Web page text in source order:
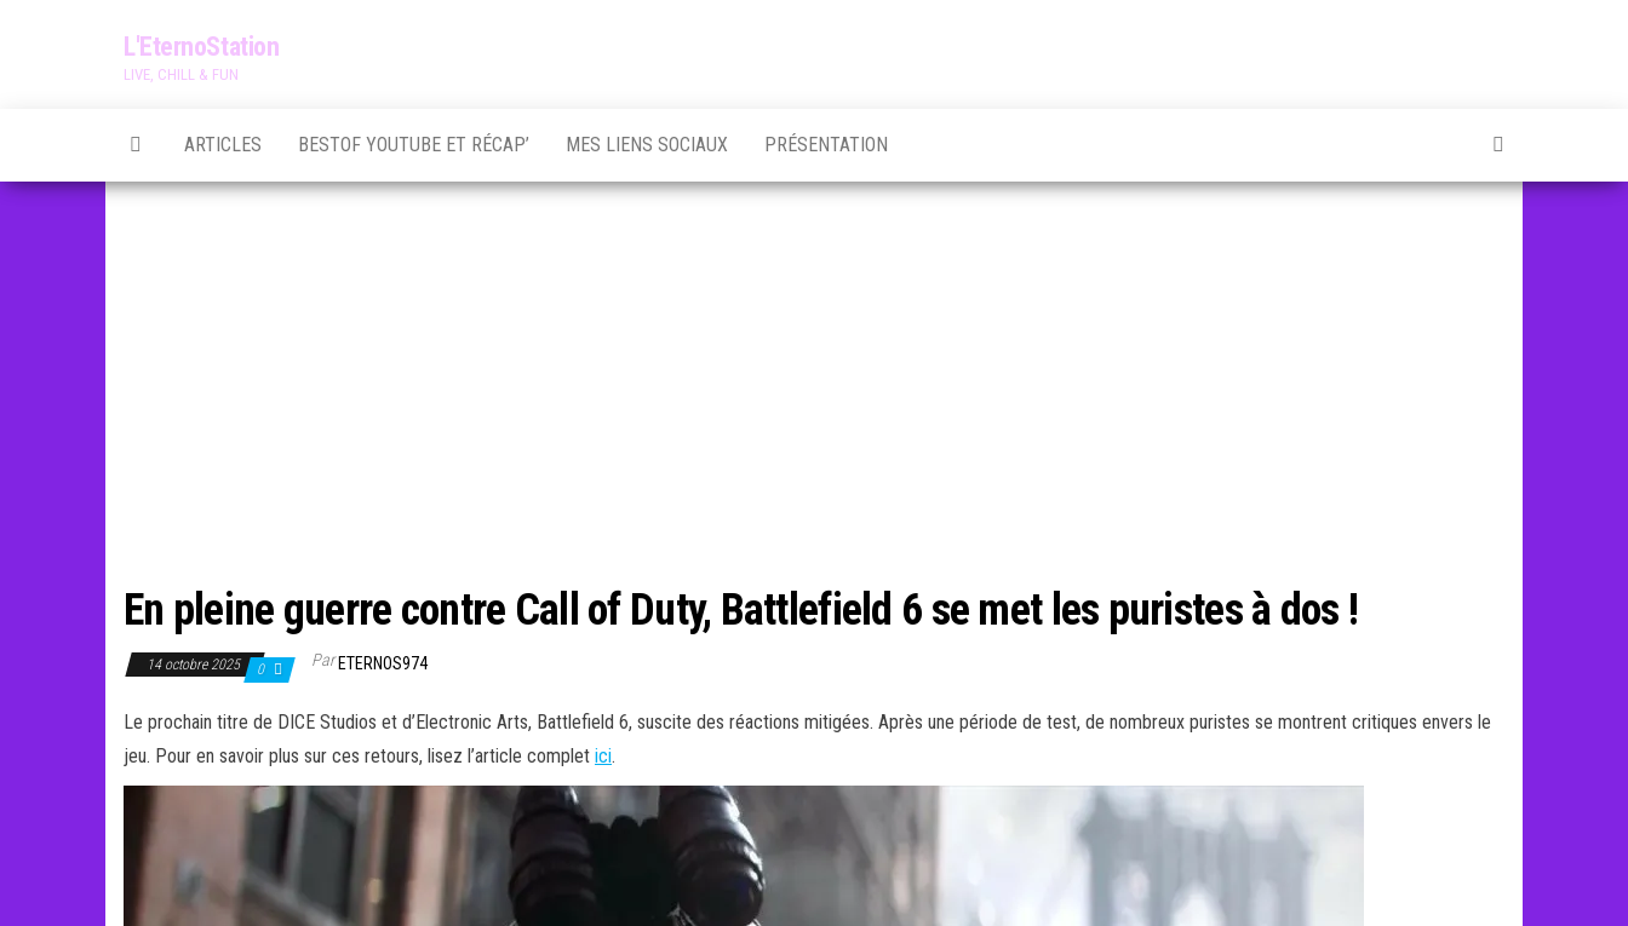
L'EternoStation
LIVE, CHILL & FUN
ARTICLES BESTOF YOUTUBE ET RÉCAP’ MES LIENS SOCIAUX PRÉSENTATION
En pleine guerre contre Call of Duty, Battlefield 6 se met les puristes à dos !
14 octobre 2025 0 ParETERNOS974
Le prochain titre de DICE Studios et d’Electronic Arts, Battlefield 6, suscite des réactions mitigées. Après une période de test, de nombreux puristes se montrent critiques envers le
jeu. Pour en savoir plus sur ces retours, lisez l’article complet ici.